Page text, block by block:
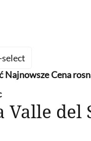
NajnowszeCena
del